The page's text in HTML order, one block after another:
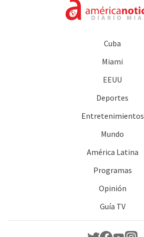
Cuba
Miami
EEUU
Deportes
Entretenimientos
Mundo
América Latina
Programas
Opinión
Guía TV